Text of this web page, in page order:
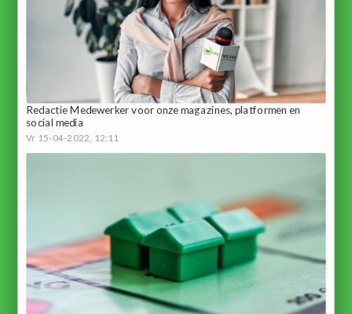
Redactie Medewerker voor onze magazines, platformen en
social media
Vr 15-04-2022, 12:11